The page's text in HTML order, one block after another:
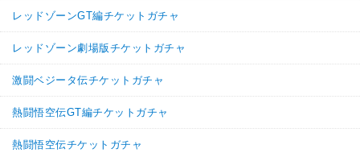
レッドゾーンGT編チケットガチャ
レッドゾーン劇場版チケットガチャ
激闘ベジータ伝チケットガチャ
熱闘悟空伝GT編チケットガチャ
熱闘悟空伝チケットガチャ